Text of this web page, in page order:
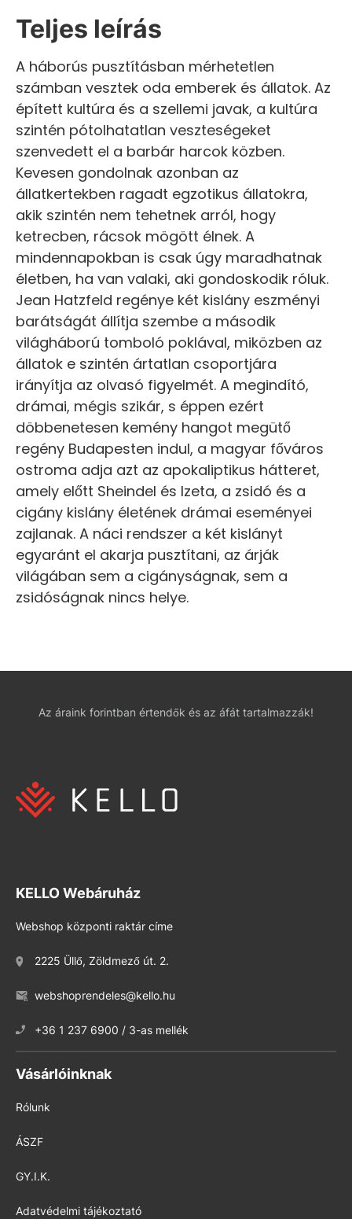
Teljes leírás
A háborús pusztításban mérhetetlen
számban vesztek oda emberek és állatok. Az
épített kultúra és a szellemi javak, a kultúra
szintén pótolhatatlan veszteségeket
szenvedett el a barbár harcok közben.
Kevesen gondolnak azonban az
állatkertekben ragadt egzotikus állatokra,
akik szintén nem tehetnek arról, hogy
ketrecben, rácsok mögött élnek. A
mindennapokban is csak úgy maradhatnak
életben, ha van valaki, aki gondoskodik róluk.
Jean Hatzfeld regénye két kislány eszményi
barátságát állítja szembe a második
világháború tomboló poklával, miközben az
állatok e szintén ártatlan csoportjára
irányítja az olvasó figyelmét. A megindító,
drámai, mégis szikár, s éppen ezért
döbbenetesen kemény hangot megütő
regény Budapesten indul, a magyar főváros
ostroma adja azt az apokaliptikus hátteret,
amely előtt Sheindel és Izeta, a zsidó és a
cigány kislány életének drámai eseményei
zajlanak. A náci rendszer a két kislányt
egyaránt el akarja pusztítani, az árják
világában sem a cigányságnak, sem a
zsidóságnak nincs helye.
Az áraink forintban értendők és az áfát tartalmazzák!
KELLO Webáruház
Webshop központi raktár címe
2225 Üllő, Zöldmező út. 2.
webshoprendeles@kello.hu
+36 1 237 6900 / 3-as mellék
Vásárlóinknak
Rólunk
ÁSZF
GY.I.K.
Adatvédelmi tájékoztató